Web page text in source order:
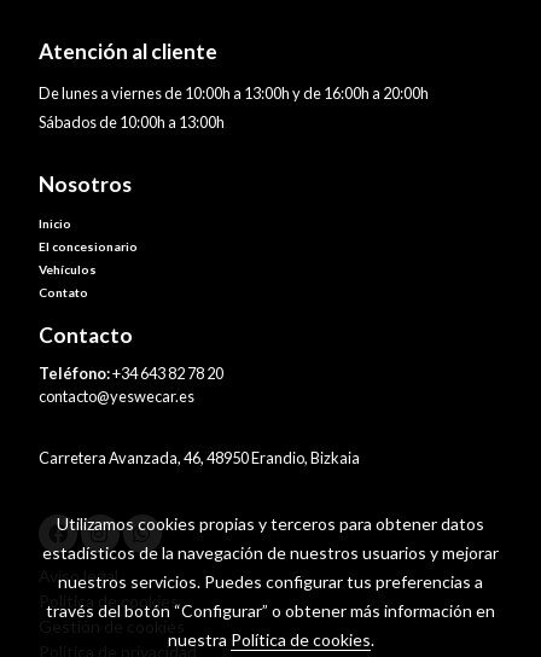
Atención al cliente
De lunes a viernes de 10:00h a 13:00h y de 16:00h a 20:00h
Sábados de 10:00h a 13:00h
Nosotros
Inicio
El concesionario
Vehículos
Contato
Contacto
Teléfono:+34 643 82 78 20
contacto@yeswecar.es
Carretera Avanzada, 46, 48950 Erandio, Bizkaia
Aviso legal
Política de cookies
Política de privacidad
Utilizamos cookies propias y terceros para obtener datos
estadísticos de la navegación de nuestros usuarios y mejorar
nuestros servicios. Puedes configurar tus preferencias a
través del botón “Configurar” o obtener más información en
nuestra Política de cookies.